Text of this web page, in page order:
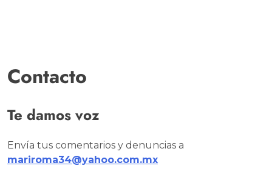
Contacto
Te damos voz
Envía tus comentarios y denuncias a
mariroma34@yahoo.com.mx